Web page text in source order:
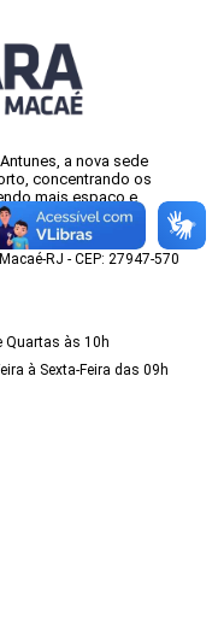
a nova sede
concentrando os
mais espaço e
RJ - CEP: 27947-570
Quartas às 10h
à Sexta-Feira das 09h